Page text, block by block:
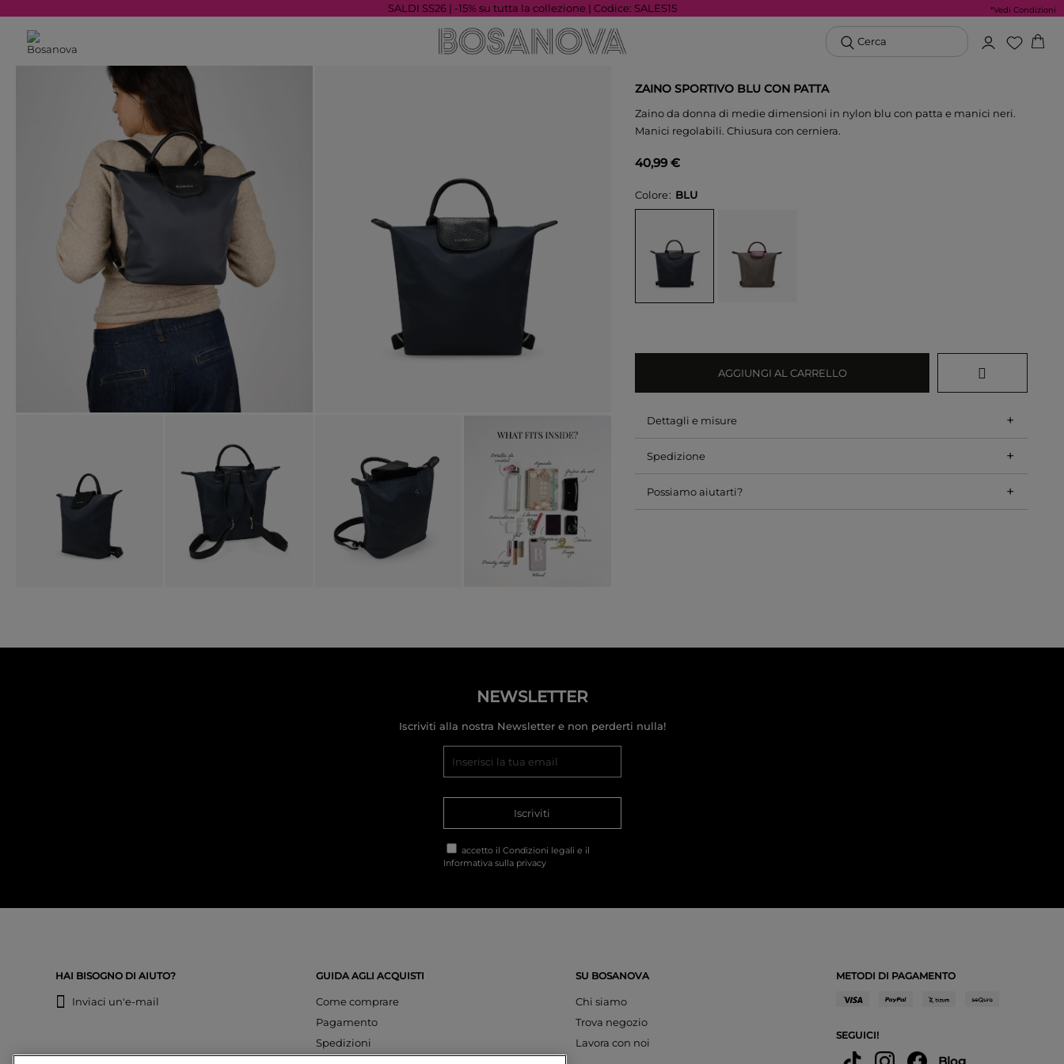
SALDI SS26 | -15% su tutta la collezione | Codice: SALES15 *Vedi Condizioni
Cerca
ZAINO SPORTIVO BLU CON PATTA
Zaino da donna di medie dimensioni in nylon blu con patta e manici neri.
Manici regolabili. Chiusura con cerniera.
40,99 €
Colore BLU
AGGIUNGI AL CARRELLO
Dettagli e misure +
Spedizione +
Possiamo aiutarti? +
NEWSLETTER
Iscriviti alla nostra Newsletter e non perderti nulla!
Iscriviti
accetto il Condizioni legali e il
Informativa sulla privacy
HAI BISOGNO DI AIUTO?
Inviaci un'e-mail
GUIDA AGLI ACQUISTI
Come comprare
Pagamento
Spedizioni
SU BOSANOVA
Chi siamo
Trova negozio
Lavora con noi
METODI DI PAGAMENTO
SEGUICI!